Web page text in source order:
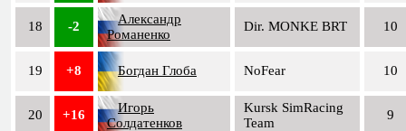
18 -2
Александр
Романенко
Dir. MONKE BRT 10
19 +8 Богдан Глоба NoFear 10
20 +16
Игорь
Солдатенков
Kursk SimRacing
Team
9